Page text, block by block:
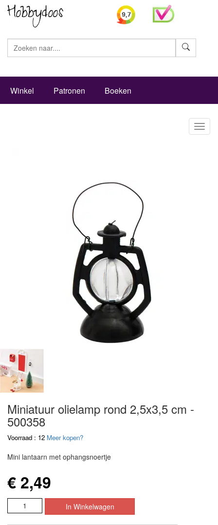
Winkel Patronen Boeken
Miniatuur olielamp rond 2,5x3,5 cm -
500358
Voorraad : 12 Meer kopen?
Mini lantaarn met ophangsnoertje
€ 2,49